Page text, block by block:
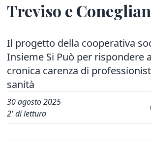
Treviso e
Il progetto della cooperativa
Insieme Si Può per rispondere
cronica carenza di
sanità
30 agosto 2025
2' di lettura